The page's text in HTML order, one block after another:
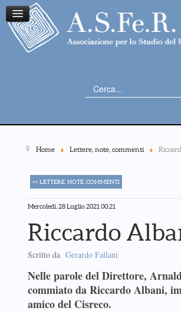
Cerca...
Home Lettere, note, commenti
<< LETTERE, NOTE, COMMENTI
Mercoledì, 28 Luglio 2021 00:21
Riccardo
Scritto da Gerardo Fallani
Nelle parole del Direttore,
commiato da Riccardo Albani,
amico del Cisreco.